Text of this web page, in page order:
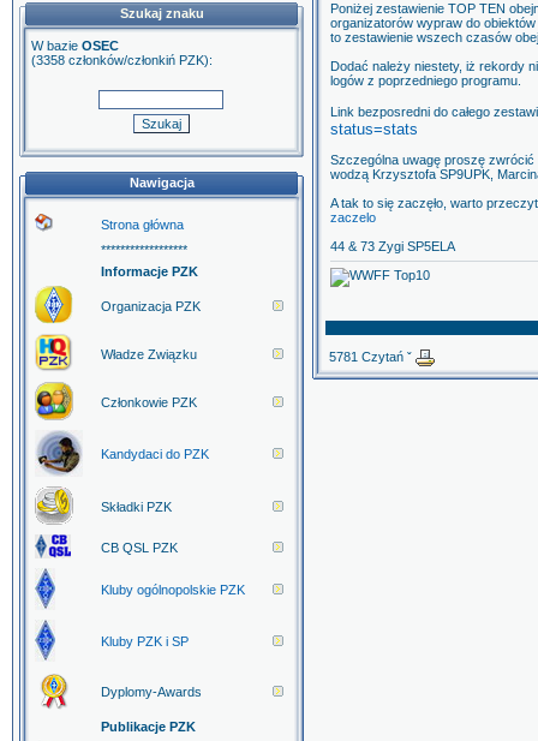
Szukaj znaku
W bazie OSEC
(3358 członków/członkiń PZK):
Nawigacja
Strona główna
******************
Informacje PZK
Organizacja PZK
Władze Związku
Członkowie PZK
Kandydaci do PZK
Składki PZK
CB QSL PZK
Kluby ogólnopolskie PZK
Kluby PZK i SP
Dyplomy-Awards
Publikacje PZK
Poniżej zestawienie TOP TEN
organizatorów wypraw do
to zestawienie wszech czasów
Dodać należy niestety, iż rekordy
logów z poprzedniego programu.
L ink bezposredni do całego
status=stats
Szczególna uwagę proszę
wodzą Krzysztofa SP9UPK,
A tak to się zaczęło, warto
zaczelo
44 & 73 Zygi SP5ELA
5781 Czytań ˇ